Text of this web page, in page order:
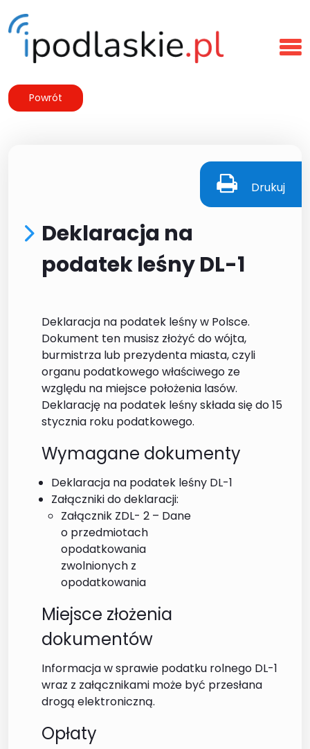
Powrót
Drukuj
Deklaracja na
podatek leśny DL-1
Deklaracja na podatek leśny w Polsce.
Dokument ten musisz złożyć do wójta,
burmistrza lub prezydenta miasta, czyli
organu podatkowego właściwego ze
względu na miejsce położenia lasów.
Deklarację na podatek leśny składa się do 15
stycznia roku podatkowego.
Wymagane dokumenty
Deklaracja na podatek leśny DL-1
Załączniki do deklaracji:
Załącznik ZDL- 2 – Dane
o przedmiotach
opodatkowania
zwolnionych z
opodatkowania
Miejsce złożenia
dokumentów
Informacja w sprawie podatku rolnego DL-1
wraz z załącznikami może być przesłana
drogą elektroniczną.
Opłaty